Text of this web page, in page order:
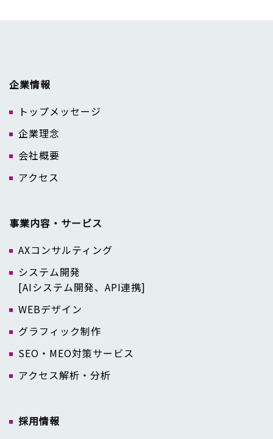
企業情報
トップメッセージ
企業理念
会社概要
アクセス
事業内容・サービス
AXコンサルティング
システム開発
[AIシステム開発、API連携]
WEBデザイン
グラフィック制作
SEO・MEO対策サービス
アクセス解析・分析
採用情報